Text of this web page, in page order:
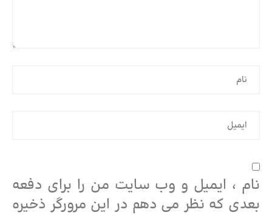
نام ، ایمیل و وب سایت من را برای دفعه
بعدی که نظر می دهم در این مرورگر ذخیره